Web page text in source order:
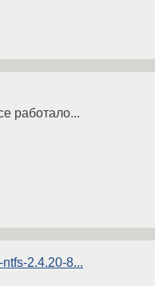
работало...
2.4.20-8...